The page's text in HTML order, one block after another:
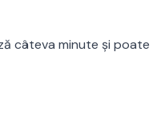
câteva minute și poate